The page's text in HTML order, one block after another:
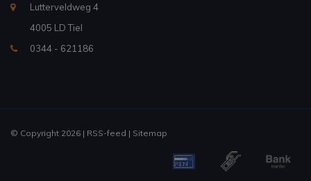
Lutterveldweg 4
4005 LD Tiel
0344 - 621186
© Copyright 2026 | RSS-feed | Sitemap